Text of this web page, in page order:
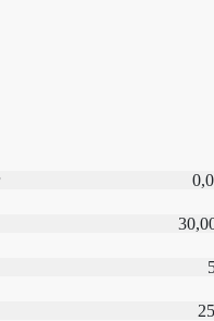
макс, кг
мм
мм
мм 25